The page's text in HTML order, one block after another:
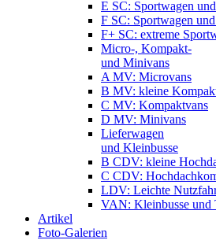
E SC: Sportwagen
F SC: Sportwagen
F+ SC: extreme
Micro-, Kompakt-
und Minivans
A MV: Microvans
B MV: kleine
C MV: Kompaktvans
D MV: Minivans
Lieferwagen
und Kleinbusse
B CDV: kleine
C CDV:
LDV: Leichte
VAN: Kleinbusse und
Artikel
Foto-Galerien